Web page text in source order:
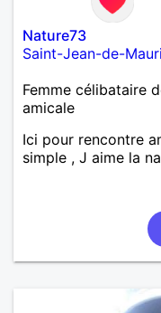
Nature73
Saint-Jean-de-
Femme célibataire
amicale
Ici pour rencontre
simple , J aime la